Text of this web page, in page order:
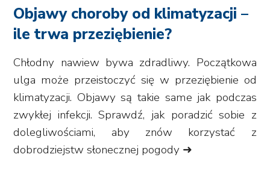
Objawy choroby od klimatyzacji –
ile trwa przeziębienie?
Chłodny nawiew bywa zdradliwy. Początkowa
ulga może przeistoczyć się w przeziębienie od
klimatyzacji. Objawy są takie same jak podczas
zwykłej infekcji. Sprawdź, jak poradzić sobie z
dolegliwościami, aby znów korzystać z
dobrodziejstw słonecznej pogody ➜